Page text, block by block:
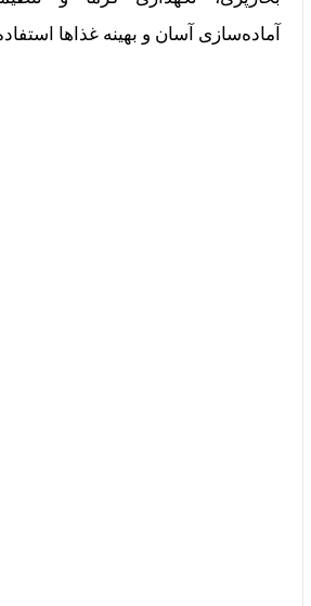
آماده‌سازی آسان و بهینه غذاها